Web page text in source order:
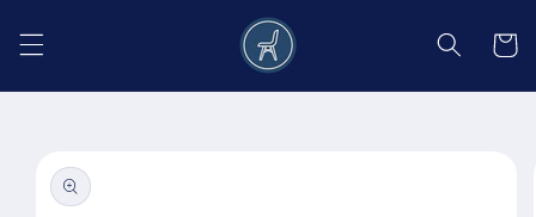
conținut
Coș
informațiile
despre
produs